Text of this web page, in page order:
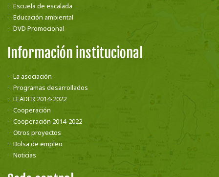
Escuela de escalada
Educación ambiental
DVD Promocional
Información institucional
La asociación
Programas desarrollados
LEADER 2014-2022
Cooperación
Cooperación 2014-2022
Otros proyectos
Bolsa de empleo
Noticias